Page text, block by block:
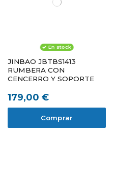
En stock
JINBAO JBTBS1413
RUMBERA CON
CENCERRO Y SOPORTE
179,00 €
Comprar